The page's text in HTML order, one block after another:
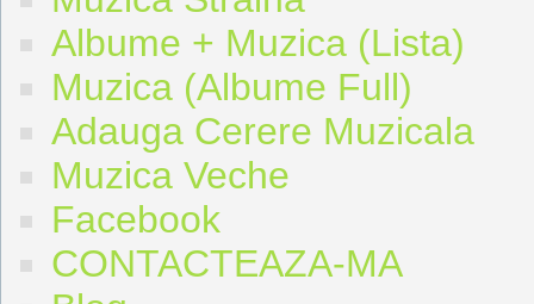
Albume + Muzica (Lista)
Muzica (Albume Full)
Adauga Cerere Muzicala
Muzica Veche
Facebook
CONTACTEAZA-MA